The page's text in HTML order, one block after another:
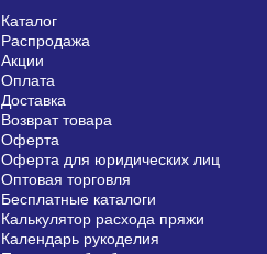
Каталог
Распродажа
Акции
Оплата
Доставка
Возврат товара
Оферта
Оферта для юридических лиц
Оптовая торговля
Бесплатные каталоги
Калькулятор расхода пряжи
Календарь рукоделия